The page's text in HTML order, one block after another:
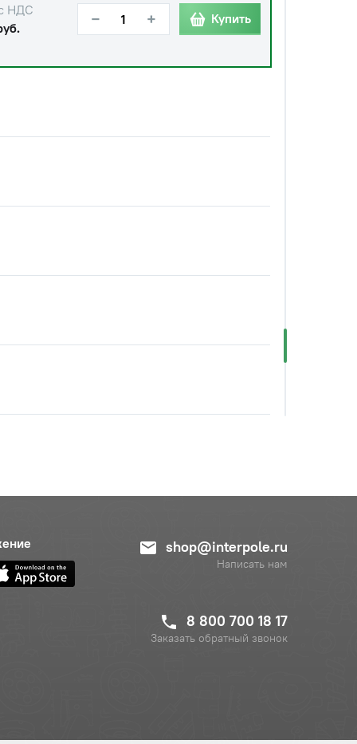
НДС
− + Купить
shop@interpole.ru
Написать нам
8 800 700 18 17
Заказать обратный звонок